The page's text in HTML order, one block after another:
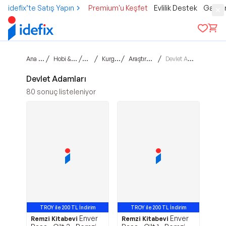
idefix’te Satış Yapın Premium'u Keşfet Evlilik Destek
Ana sayfa / Hobi & Kültür /Kitap
/ Kurgu Dışı / Araştırma-Tarih / Devlet Adamları
Devlet Adamları
80 sonuç listeleniyor
TROY ile 200 TL İndirim
Remzi Kitabevi Enver
TROY ile 200 TL İndirim
Remzi Kitabevi Enver